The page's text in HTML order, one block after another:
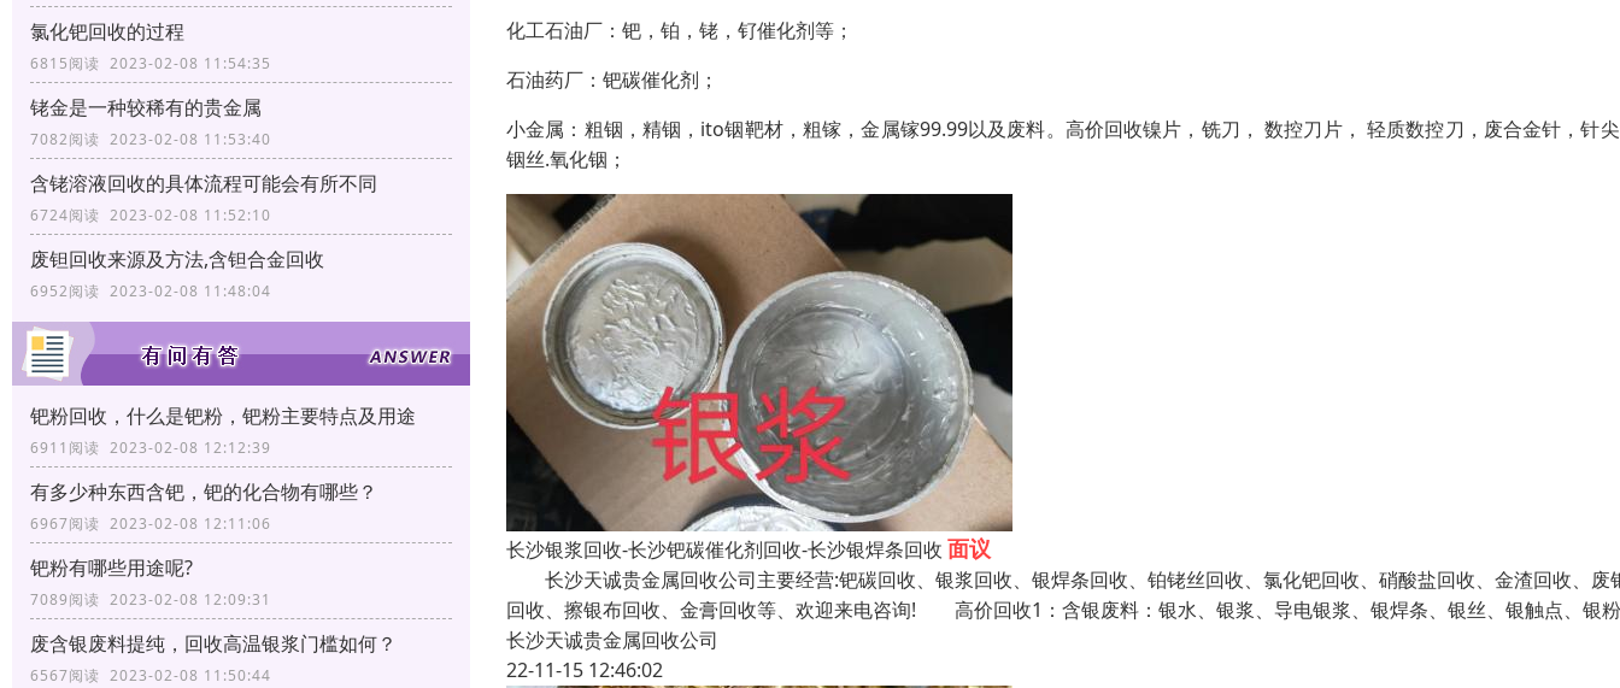
氯化钯回收的过程
6815阅读 2023-02-08 11:54:35
铑金是一种较稀有的贵金属
7082阅读 2023-02-08 11:53:40
含铑溶液回收的具体流程可能会有所不同
6724阅读 2023-02-08 11:52:10
废钽回收来源及方法,含钽合金回收
6952阅读 2023-02-08 11:48:04
钯粉回收，什么是钯粉，钯粉主要特点及用途
6911阅读 2023-02-08 12:12:39
有多少种东西含钯，钯的化合物有哪些？
6967阅读 2023-02-08 12:11:06
钯粉有哪些用途呢?
7089阅读 2023-02-08 12:09:31
废含银废料提纯，回收高温银浆门槛如何？
6567阅读 2023-02-08 11:50:44
化工石油厂：钯，铂，铑，钌催化剂等；
石油药厂：钯碳催化剂；
小金属：粗铟，精铟，ito铟靶材，粗镓，金属镓99.99以及废料。高价回收镍片，铣刀， 数控刀片， 轻质数控刀，废合金针，针
铟丝.氧化铟；
长沙银浆回收-长沙钯碳催化剂回收-长沙银焊条回收 面议
长沙天诚贵金属回收公司主要经营:钯碳回收、银浆回收、银焊条回收、铂铑丝回收、氯化钯回收、硝酸盐回收、金渣回收、废
回收、擦银布回收、金膏回收等、欢迎来电咨询! 高价回收1：含银废料：银水、银浆、导电银浆、银焊条、银丝、银触点、银
长沙天诚贵金属回收公司
22-11-15 12:46:02